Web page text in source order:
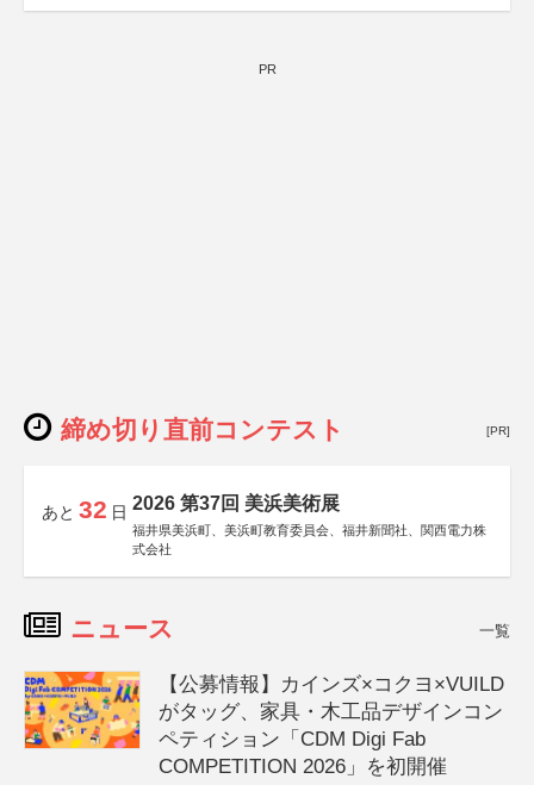
PR
締め切り直前コンテスト [PR]
あと 32 日 2026 第37回 美浜美術展
福井県美浜町、美浜町教育委員会、福井新聞社、関西電力株
式会社
ニュース 一覧
【公募情報】カインズ×コクヨ×VUILD
がタッグ、家具・木工品デザインコン
ペティション「CDM Digi Fab
COMPETITION 2026」を初開催